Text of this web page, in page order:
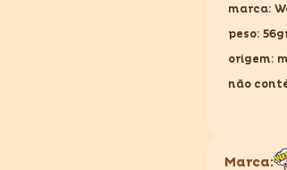
marca:
peso:
origem:
não
Marca: